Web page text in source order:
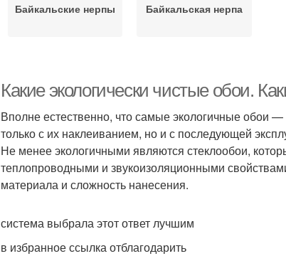
Байкальские нерпы Байкальская нерпа
Какие экологически чистые обои.
Вполне естественно, что самые экологичные обои
только с их наклеиванием, но и с последующей
Не менее экологичными являются стеклообои,
теплопроводными и звукоизоляционными
материала и сложность нанесения.
система выбрала этот ответ лучшим
в избранное ссылка отблагодарить